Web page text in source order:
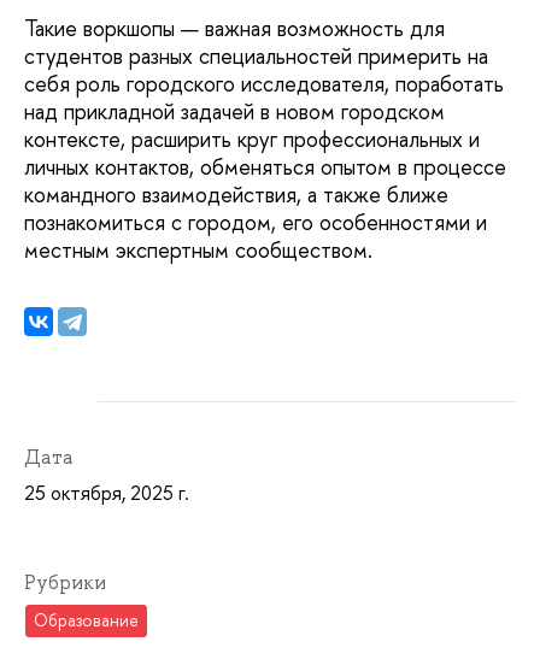
Такие воркшопы — важная возможность для
студентов разных специальностей примерить на
себя роль городского исследователя, поработать
над прикладной задачей в новом городском
контексте, расширить круг профессиональных и
личных контактов, обменяться опытом в процессе
командного взаимодействия, а также ближе
познакомиться с городом, его особенностями и
местным экспертным сообществом.
Дата
25 октября, 2025 г.
Рубрики
Образование